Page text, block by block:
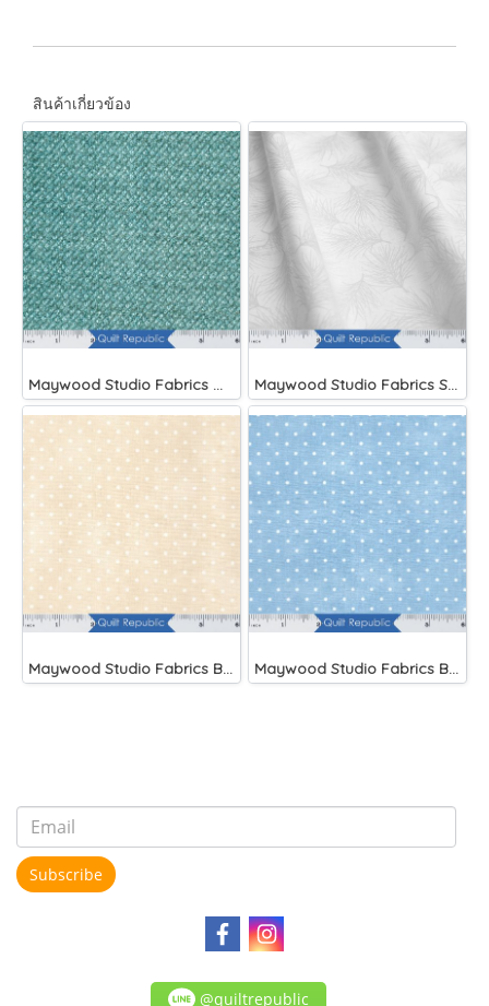
สินค้าเกี่ยวข้อง
Maywood Studio Fabrics Woolies Flannel Green Maywood Studio Fabrics Solitaire Whites
Maywood Studio Fabrics Beautiful Basics Cream Maywood Studio Fabrics Beautiful Basics Blue
Subscribe
@quiltrepublic